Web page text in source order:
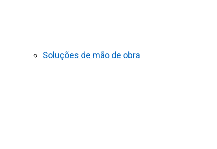
Soluções de mão de obra